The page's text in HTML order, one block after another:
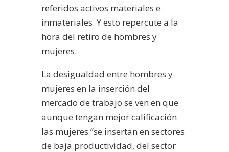
referidos activos materiales e
inmateriales. Y esto repercute a la
hora del retiro de hombres y
mujeres.
La desigualdad entre hombres y
mujeres en la inserción del
mercado de trabajo se ven en que
aunque tengan mejor calificación
las mujeres “se insertan en sectores
de baja productividad, del sector